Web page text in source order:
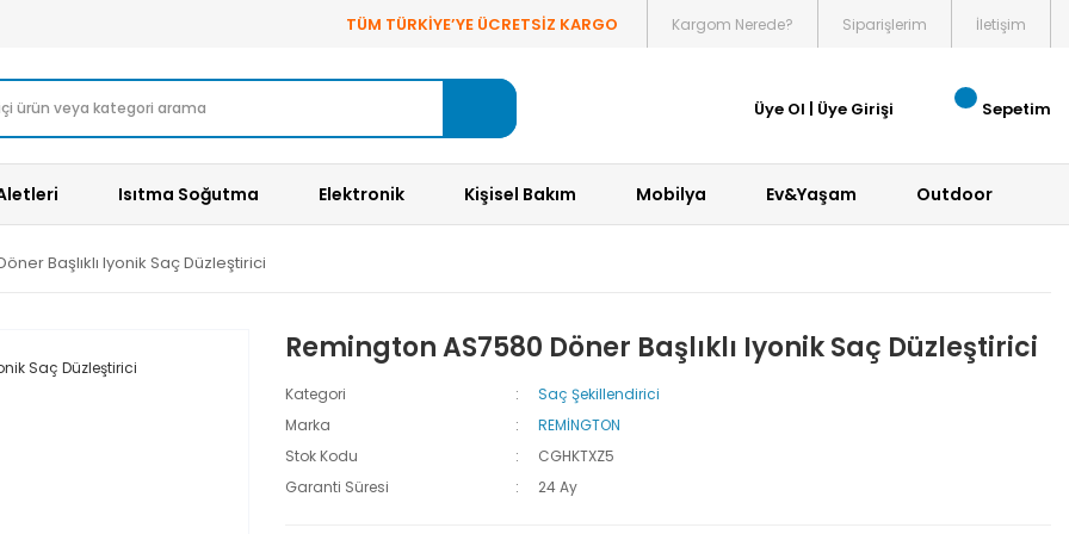
TÜM TÜRKİYE’YE ÜCRETSİZ KARGO Kargom Nerede? Siparişlerim İletişim
Üye Ol | Üye Girişi Sepetim
Isıtma Soğutma Elektronik Kişisel Bakım Mobilya Ev&Yaşam Outdoor
Başlıklı Iyonik Saç Düzleştirici
Remington AS7580 Döner Başlıklı Iyonik Saç Düzleştirici
Kategori
Saç Şekillendirici
Marka
REMİNGTON
Stok Kodu
CGHKTXZ5
Garanti Süresi
24 Ay